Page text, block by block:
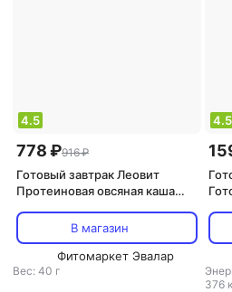
4.5
778 ₽916 ₽
Готовый завтрак Леовит
Протеиновая овсяная каша
льном, Малина, 10 штук по 40
г
В магазин
Фитомаркет Эвалар
Вес: 40 г
4.5
376